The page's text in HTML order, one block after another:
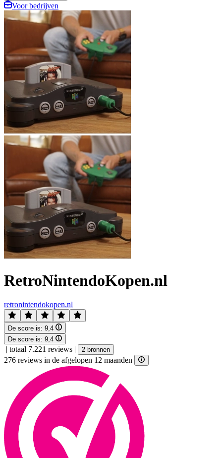
Voor bedrijven
RetroNintendoKopen.nl
retronintendokopen.nl
De score is: 9,4
De score is: 9,4
| totaal 7.221 reviews | 2 bronnen
276 reviews in de afgelopen 12 maanden